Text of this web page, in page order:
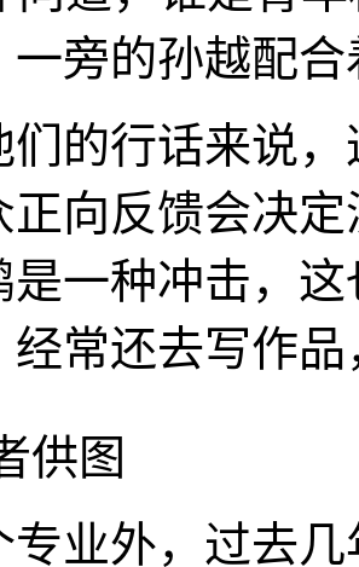
一旁的孙越配
行话来说，
正向反馈会决
是一种冲击，
经常还去写作
供图
外，过去几